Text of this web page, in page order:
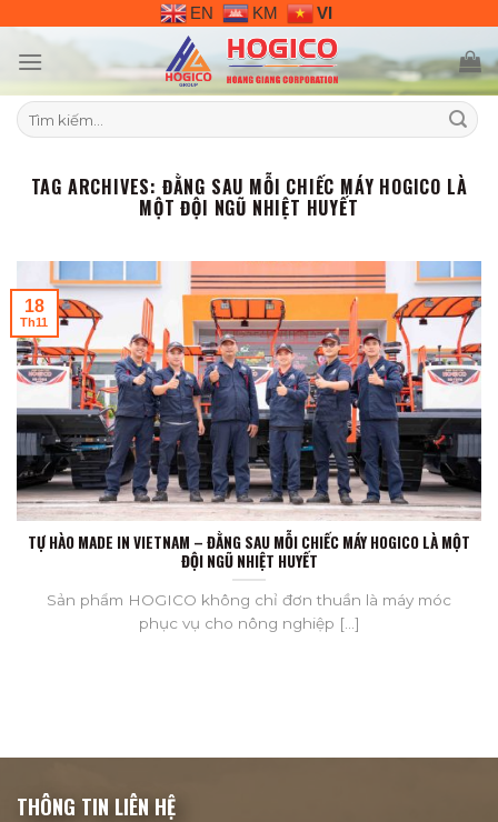
content
EN KM VI
Tìm
kiếm:
TAG ARCHIVES: ĐẰNG SAU MỖI CHIẾC MÁY HOGICO LÀ
MỘT ĐỘI NGŨ NHIỆT HUYẾT
TỰ HÀO MADE IN VIETNAM – ĐẰNG SAU MỖI CHIẾC MÁY HOGICO LÀ MỘT
ĐỘI NGŨ NHIỆT HUYẾT
Sản phẩm HOGICO không chỉ đơn thuần là máy móc
phục vụ cho nông nghiệp [...]
18
Th11
THÔNG TIN LIÊN HỆ